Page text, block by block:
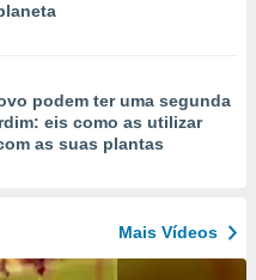
podem ter uma segunda
eis como as utilizar
as suas plantas
Mais Vídeos